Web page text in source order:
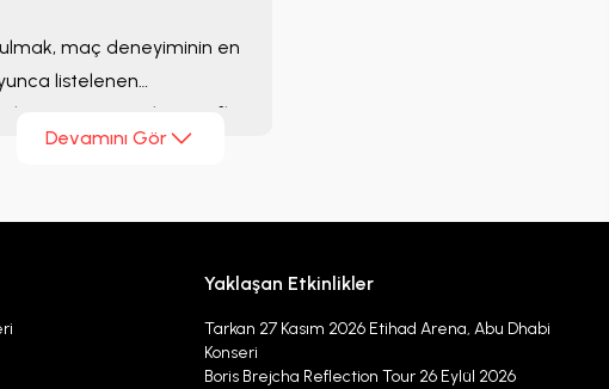
maç deneyiminin en
listelenen
uygun alternatifleri
Devamını Gör
Yaklaşan Etkinlikler
Tarkan 27 Kasım 2026 Etihad Arena, Abu Dhabi
Konseri
Boris Brejcha Reflection Tour 26 Eylül 2026